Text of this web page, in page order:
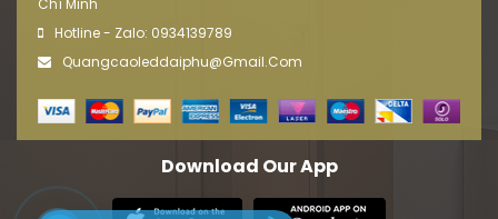
Chí Minh
Hotline - Zalo: 0934139789
Quangcaoleddaiphu@gmail.com
Download Our App